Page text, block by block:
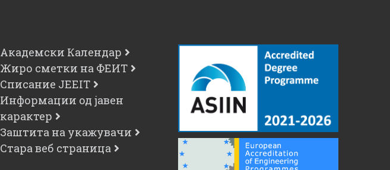
Академски Календар
Жиро сметки на ФЕИТ
Списание JEEIT
Информации од јавен
карактер
Заштита на укажувачи
Стара веб страница